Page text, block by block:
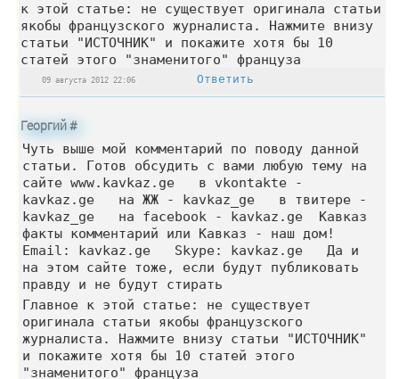
к этой статье: не существует оригинала статьи
якобы французского журналиста. Нажмите внизу
статьи "ИСТОЧНИК" и покажите хотя бы 10
статей этого "знаменитого" француза
09 августа 2012 22:06 Ответить
Георгий#
Чуть выше мой комментарий по поводу данной
статьи. Готов обсудить с вами любую тему на
сайте www.kavkaz.ge
в vkontakte -
kavkaz.ge
на ЖЖ - kavkaz_ge
в твитере -
kavkaz_ge
на facebook - kavkaz.ge Кавказ
факты комментарий или Кавказ - наш дом!
Email: kavkaz.ge
Skype: kavkaz.ge
Да и
на этом сайте тоже, если будут публиковать
правду и не будут стирать
Главное к этой статье: не существует
оригинала статьи якобы французского
журналиста. Нажмите внизу статьи "ИСТОЧНИК"
и покажите хотя бы 10 статей этого
"знаменитого" француза